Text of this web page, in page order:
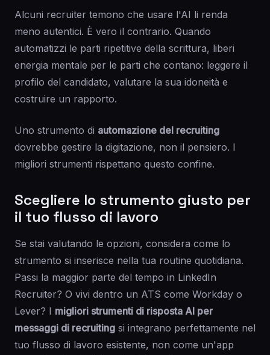
Alcuni recruiter temono che usare l'AI li renda
meno autentici. È vero il contrario. Quando
automatizzi le parti ripetitive della scrittura, liberi
energia mentale per le parti che contano: leggere il
profilo del candidato, valutare la sua idoneità e
costruire un rapporto.
Uno strumento di automazione del recruiting
dovrebbe gestire la digitazione, non il pensiero. I
migliori strumenti rispettano questo confine.
Scegliere lo strumento giusto per
il tuo flusso di lavoro
Se stai valutando le opzioni, considera come lo
strumento si inserisce nella tua routine quotidiana.
Passi la maggior parte del tempo in LinkedIn
Recruiter? O vivi dentro un ATS come Workday o
Lever? I migliori strumenti di risposta AI per
messaggi di recruiting si integrano perfettamente nel
tuo flusso di lavoro esistente, non come un'app